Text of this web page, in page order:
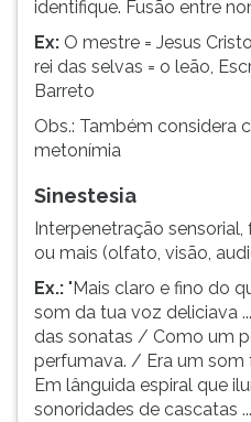
identifique. Fusão entre
Ex: O mestre = Jesus
rei das selvas = o leão,
Barreto
Obs.: Também considera
metonímia
Sinestesia
Interpenetração
ou mais (olfato, visão,
Ex.: "Mais claro e fino do
som da tua voz deliciava
das sonatas / Como um
perfumava. / Era um
Em lânguida espiral que
sonoridades de cascatas